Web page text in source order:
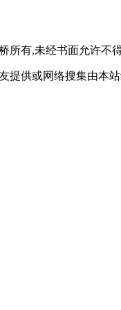
有,未经书面允许不
供或网络搜集由本